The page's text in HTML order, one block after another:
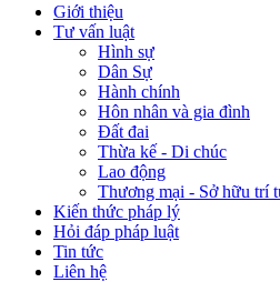
Giới thiệu
Tư vấn luật
Hình sự
Dân Sự
Hành chính
Hôn nhân và gia đình
Đất đai
Thừa kế - Di chúc
Lao động
Thương mại - Sở hữu trí
Kiến thức pháp lý
Hỏi đáp pháp luật
Tin tức
Liên hệ